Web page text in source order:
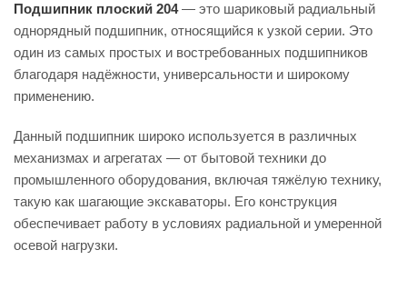
Подшипник плоский 204— это шариковый радиальный
однорядный подшипник, относящийся к узкой серии. Это
один из самых простых и востребованных подшипников
благодаря надёжности, универсальности и широкому
применению.
Данный подшипник широко используется в различных
механизмах и агрегатах — от бытовой техники до
промышленного оборудования, включая тяжёлую технику,
такую как шагающие экскаваторы. Его конструкция
обеспечивает работу в условиях радиальной и умеренной
осевой нагрузки.